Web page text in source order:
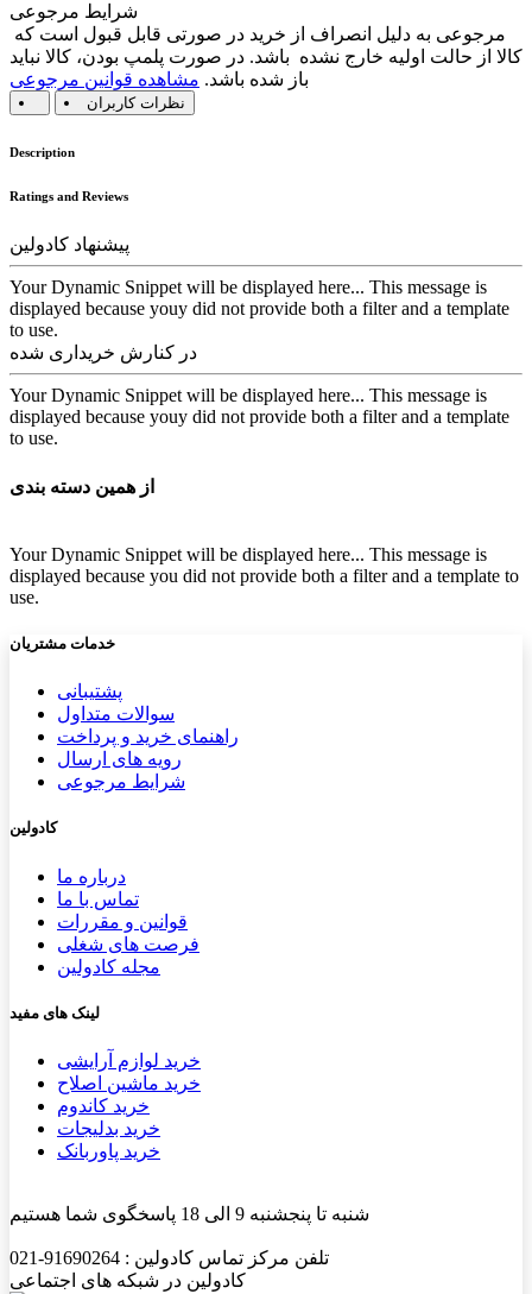
شرایط مرجوعی
کالا از حالت اولیه خارج نشده باشد. در صورت پلمپ بودن، کالا نباید
باز شده باشد. مشاهده قوانین مرجوعی
نظرات کاربران
Description
Ratings and Reviews
پیشنهاد کادولین
Your Dynamic Snippet will be displayed here... This message is
displayed because youy did not provide both a filter and a template
to use.
در کنارش خریداری شده
Your Dynamic Snippet will be displayed here... This message is
displayed because youy did not provide both a filter and a template
to use.
از همین دسته بندی
Your Dynamic Snippet will be displayed here... This message is
displayed because you did not provide both a filter and a template to
use.
خدمات مشتریان
پشتیب​​انی
سوالات متداول
راهنمای خرید و پرداخت
رویه های ارسال
شرایط مرجوعی
کادولین
درباره ما
تماس با ما
قوانین و مقررات
فرصت های شغلی
مجله کادولین
لینک های مفید
خرید لوازم آرایشی
خرید ماشین اصلاح
خرید کاندوم
خرید بدلیجات
خرید پاوربانک
شنبه تا پنجشنبه 9 الی 18 پاسخگوی شما هستیم
تلفن مرکز تماس کادولین : 91690264-021
کادولین در شبکه های اجتماعی